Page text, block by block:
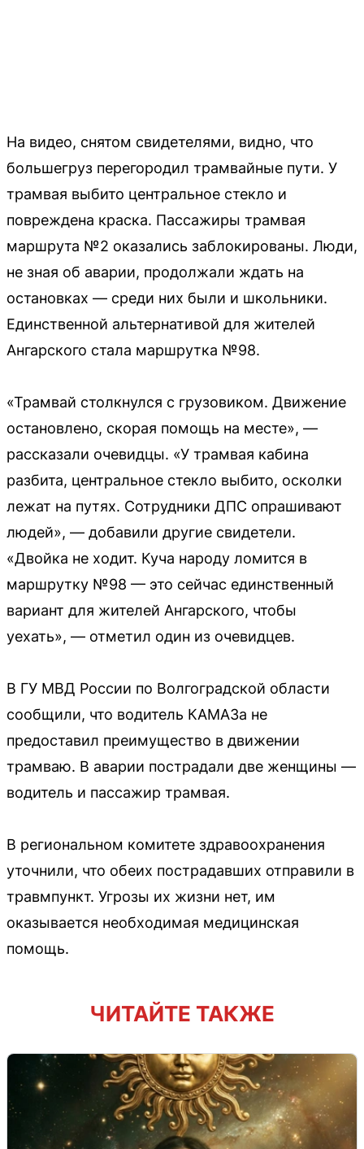
На видео, снятом свидетелями, видно, что
большегруз перегородил трамвайные пути. У
трамвая выбито центральное стекло и
повреждена краска. Пассажиры трамвая
маршрута №2 оказались заблокированы. Люди,
не зная об аварии, продолжали ждать на
остановках — среди них были и школьники.
Единственной альтернативой для жителей
Ангарского стала маршрутка №98.
«Трамвай столкнулся с грузовиком. Движение
остановлено, скорая помощь на месте», —
рассказали очевидцы. «У трамвая кабина
разбита, центральное стекло выбито, осколки
лежат на путях. Сотрудники ДПС опрашивают
людей», — добавили другие свидетели.
«Двойка не ходит. Куча народу ломится в
маршрутку №98 — это сейчас единственный
вариант для жителей Ангарского, чтобы
уехать», — отметил один из очевидцев.
В ГУ МВД России по Волгоградской области
сообщили, что водитель КАМАЗа не
предоставил преимущество в движении
трамваю. В аварии пострадали две женщины —
водитель и пассажир трамвая.
В региональном комитете здравоохранения
уточнили, что обеих пострадавших отправили в
травмпункт. Угрозы их жизни нет, им
оказывается необходимая медицинская
помощь.
ЧИТАЙТЕ ТАКЖЕ